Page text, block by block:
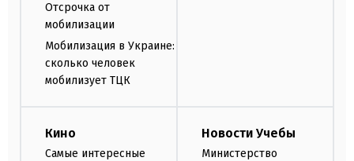
Отсрочка от
мобилизации
Мобилизация в Украине:
сколько человек
мобилизует ТЦК
Кино
Самые интересные
Новости Учебы
Министерство